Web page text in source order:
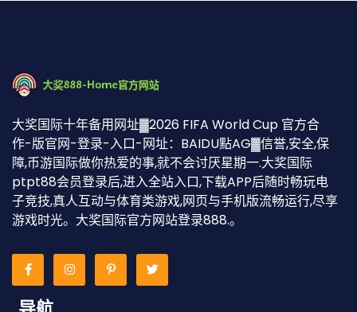
大奖国际十年备用网址▓2026 FIFA World Cup 官方合
作-版官网-登录-入口-网址：BAIDU點AG▓信誉,安全,保
障,币游国际做你热爱的事,就不会讨厌星期一.大奖国际
ptpt88会员登录后,进入全站入口,下载APP后随时畅玩电
子竞技,真人互动与体育类游戏,网页与手机版流畅运行,尽享
游戏时光。大奖国际官方网站登录888.。